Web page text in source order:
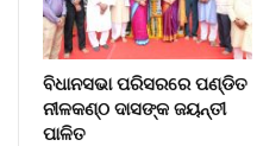
ବିଧାନସଭା ପରିସରରେ ପଣ୍ଡିତ
ନୀଳକଣ୍ଠ ଦାସଙ୍କ ଜୟନ୍ତୀ
ପାଳିତ